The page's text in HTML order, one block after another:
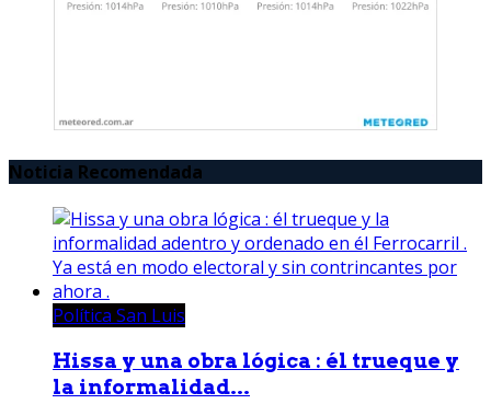
Noticia Recomendada
Política San Luis
Hissa y una obra lógica : él trueque y
la informalidad...